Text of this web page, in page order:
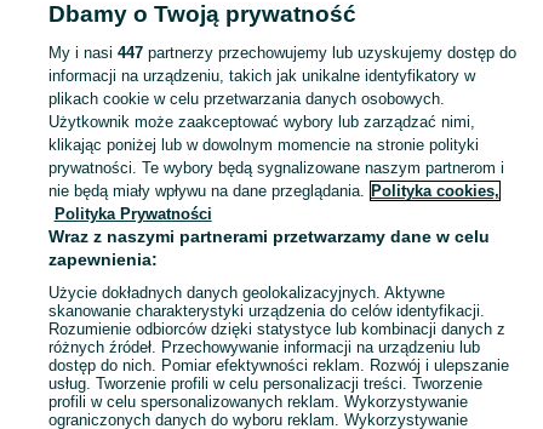
Dolnośląskie
Komplety - Głogów
KATEGORIA
ubranko do chrztu dla chłopca , ubranko do chrztu dla dziewczynki ,ubranko
Zobacz
Mapa kategorii
Mapa miejscowości
Mapa ministron
Popularne wyszukiwania
Dbamy o Twoją prywatność
My i nasi 447partnerzy przechowujemy lub uzyskujemy dostęp do
informacji na urządzeniu, takich jak unikalne identyfikatory w
plikach cookie w celu przetwarzania danych osobowych.
Użytkownik może zaakceptować wybory lub zarządzać nimi,
klikając poniżej lub w dowolnym momencie na stronie polityki
prywatności. Te wybory będą sygnalizowane naszym partnerom i
nie będą miały wpływu na dane przeglądania. Polityka cookies,
Polityka Prywatności
Wraz z naszymi partnerami przetwarzamy dane w celu
zapewnienia:
Użycie dokładnych danych geolokalizacyjnych. Aktywne
skanowanie charakterystyki urządzenia do celów identyfikacji.
Rozumienie odbiorców dzięki statystyce lub kombinacji danych z
różnych źródeł. Przechowywanie informacji na urządzeniu lub
dostęp do nich. Pomiar efektywności reklam. Rozwój i ulepszanie
usług. Tworzenie profili w celu personalizacji treści. Tworzenie
profili w celu spersonalizowanych reklam. Wykorzystywanie
ograniczonych danych do wyboru reklam. Wykorzystywanie